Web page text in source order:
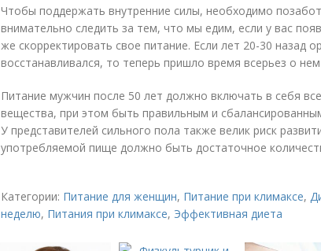
Чтобы поддержать внутренние силы, необходимо
внимательно следить за тем, что мы едим, если у вас
же скорректировать свое питание. Если лет 20-30 назад
восстанавливался, то теперь пришло время всерьез о
Питание мужчин после 50 лет должно включать в себя
вещества, при этом быть правильным и
У представителей сильного пола также велик риск
употребляемой пище должно быть достаточное
Категории: Питание для женщин, Питание при климаксе,
неделю, Питания при климаксе, Эффективная диета